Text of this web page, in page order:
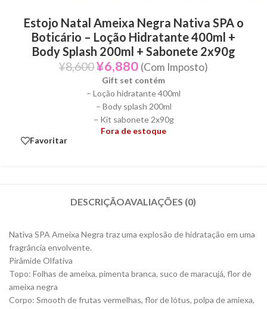
Estojo Natal Ameixa Negra Nativa SPA o
Boticário – Loção Hidratante 400ml +
Body Splash 200ml + Sabonete 2x90g
¥8,600¥6,880 (Com Imposto)
Gift set contém
– Loção hidratante 400ml
– Body splash 200ml
– Kit sabonete 2x90g
Fora de estoque
Favoritar
DESCRIÇÃOAVALIAÇÕES (0)
Nativa SPA Ameixa Negra traz uma explosão de hidratação em uma
fragrância envolvente.
Pirâmide Olfativa
Topo: Folhas de ameixa, pimenta branca, suco de maracujá, flor de
ameixa negra
Corpo: Smooth de frutas vermelhas, flor de lótus, polpa de amiexa,